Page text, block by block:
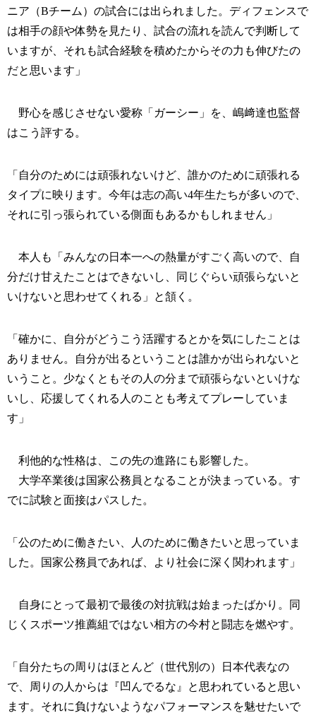
ニア（Bチーム）の試合には出られました。ディフェンスで
は相手の顔や体勢を見たり、試合の流れを読んで判断して
いますが、それも試合経験を積めたからその力も伸びたの
だと思います」
野心を感じさせない愛称「ガーシー」を、嶋﨑達也監督
はこう評する。
「自分のためには頑張れないけど、誰かのために頑張れる
タイプに映ります。今年は志の高い4年生たちが多いので、
それに引っ張られている側面もあるかもしれません」
本人も「みんなの日本一への熱量がすごく高いので、自
分だけ甘えたことはできないし、同じぐらい頑張らないと
いけないと思わせてくれる」と頷く。
「確かに、自分がどうこう活躍するとかを気にしたことは
ありません。自分が出るということは誰かが出られないと
いうこと。少なくともその人の分まで頑張らないといけな
いし、応援してくれる人のことも考えてプレーしていま
す」
利他的な性格は、この先の進路にも影響した。
大学卒業後は国家公務員となることが決まっている。す
でに試験と面接はパスした。
「公のために働きたい、人のために働きたいと思っていま
した。国家公務員であれば、より社会に深く関われます」
自身にとって最初で最後の対抗戦は始まったばかり。同
じくスポーツ推薦組ではない相方の今村と闘志を燃やす。
「自分たちの周りはほとんど（世代別の）日本代表なの
で、周りの人からは『凹んでるな』と思われていると思い
ます。それに負けないようなパフォーマンスを魅せたいで